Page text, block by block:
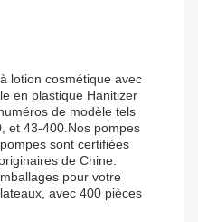
lotion cosmétique avec
en plastique Hanitizer
de modèle tels
et 43-400.Nos pompes
sont certifiées
de Chine.
pour votre
avec 400 pièces